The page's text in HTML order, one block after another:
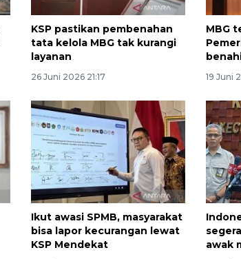
KSP pastikan pembenahan
tata kelola MBG tak kurangi
layanan
26 Juni 2026 21:17
MBG
19 Juni
Ikut awasi SPMB, masyarakat
bisa lapor kecurangan lewat
KSP Mendekat
awak
Vaksin
2026-08-06